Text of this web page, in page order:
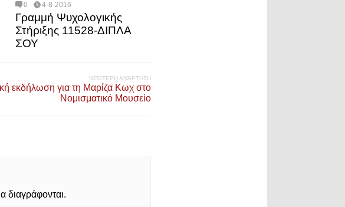
0 4-8-2016
Γραμμή Ψυχολογικής
Στήριξης 11528-ΔΙΠΛΑ
ΣΟΥ
ΝΕΌΤΕΡΗ ΑΝΆΡΤΗΣΗ
εκδήλωση για τη Μαρίζα Κωχ στο
Νομισματικό Μουσείο
διαγράφονται.